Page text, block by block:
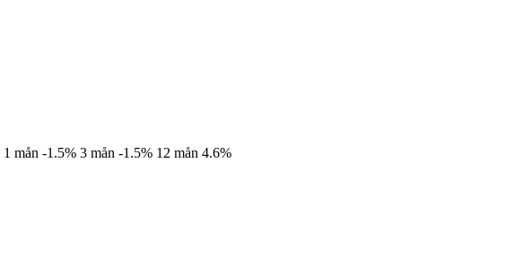
1 mån -1.5% 3 mån -1.5% 12 mån 4.6%